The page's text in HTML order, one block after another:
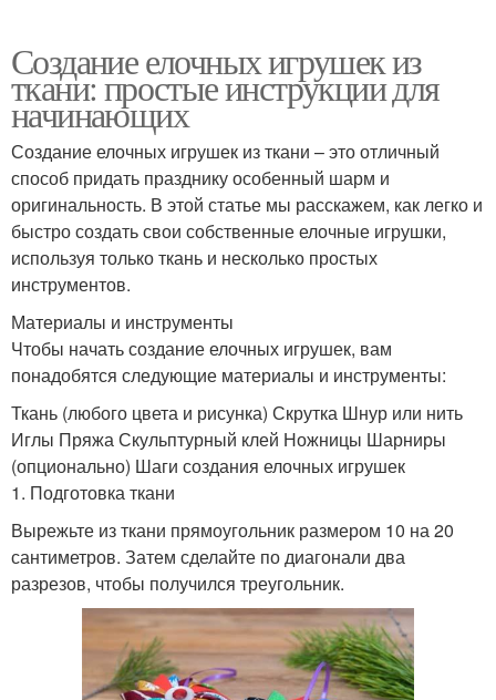
Создание елочных игрушек из
ткани: простые инструкции для
начинающих
Создание елочных игрушек из ткани – это отличный
способ придать празднику особенный шарм и
оригинальность. В этой статье мы расскажем, как легко и
быстро создать свои собственные елочные игрушки,
используя только ткань и несколько простых
инструментов.
Материалы и инструменты
Чтобы начать создание елочных игрушек, вам
понадобятся следующие материалы и инструменты:
Ткань (любого цвета и рисунка) Скрутка Шнур или нить
Иглы Пряжа Скульптурный клей Ножницы Шарниры
(опционально) Шаги создания елочных игрушек
1. Подготовка ткани
Вырежьте из ткани прямоугольник размером 10 на 20
сантиметров. Затем сделайте по диагонали два
разрезов, чтобы получился треугольник.